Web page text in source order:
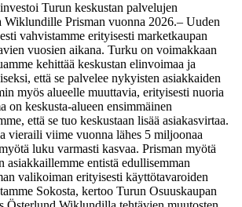
Turun keskustan palvelujen
Wiklundille Prisman vuonna 2026.​– Uuden
vahvistamme erityisesti marketkaupan
vuosien aikana. Turku on voimakkaan
kehittää keskustan elinvoimaa ja
että se palvelee nykyisten asiakkaiden
myös alueelle muuttavia, erityisesti nuoria
on keskusta-alueen ensimmäinen
että se tuo keskustaan lisää asiakasvirtaa.
vieraili viime vuonna lähes 5 miljoonaa
luku varmasti kasvaa. Prisman myötä
asiakkaillemme entistä edullisemman
valikoiman erityisesti käyttötavaroiden
Sokosta, kertoo Turun Osuuskaupan